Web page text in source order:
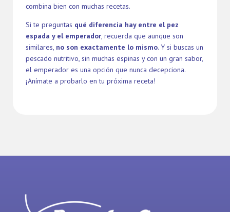
combina bien con muchas recetas.
Si te preguntas qué diferencia hay entre el pez
espada y el emperador, recuerda que aunque son
similares, no son exactamente lo mismo. Y si buscas un
pescado nutritivo, sin muchas espinas y con un gran sabor,
el emperador es una opción que nunca decepciona.
¡Anímate a probarlo en tu próxima receta!